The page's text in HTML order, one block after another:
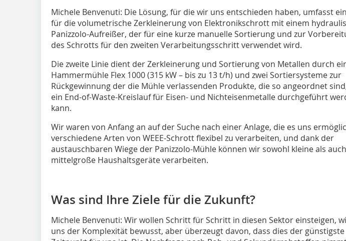
Michele Benvenuti: Die Lösung, für die wir uns entschieden haben, umfasst
für die volumetrische Zerkleinerung von Elektronikschrott mit einem
Panizzolo-Aufreißer, der für eine kurze manuelle Sortierung und zur
des Schrotts für den zweiten Verarbeitungsschritt verwendet wird.
Die zweite Linie dient der Zerkleinerung und Sortierung von Metallen durch
Hammermühle Flex 1000 (315 kW – bis zu 13 t/h) und zwei Sortiersysteme zur
Rückgewinnung der die Mühle verlassenden Produkte, die so angeordnet
ein End-of-Waste-Kreislauf für Eisen- und Nichteisenmetalle durchgeführt
kann.
Wir waren von Anfang an auf der Suche nach einer Anlage, die es uns
verschiedene Arten von WEEE-Schrott flexibel zu verarbeiten, und dank der
austauschbaren Wiege der Panizzolo-Mühle können wir sowohl kleine als auch
mittelgroße Haushaltsgeräte verarbeiten.
Was sind Ihre Ziele für die Zukunft?
Michele Benvenuti: Wir wollen Schritt für Schritt in diesen Sektor einsteigen,
uns der Komplexität bewusst, aber überzeugt davon, dass dies der günstigste